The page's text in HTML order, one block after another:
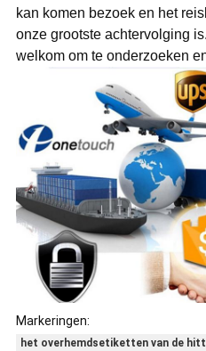
kan komen bezoek en het
onze grootste achtervolging is.
welkom om te onderzoeken
Markeringen:
het overhemdsetiketten van de